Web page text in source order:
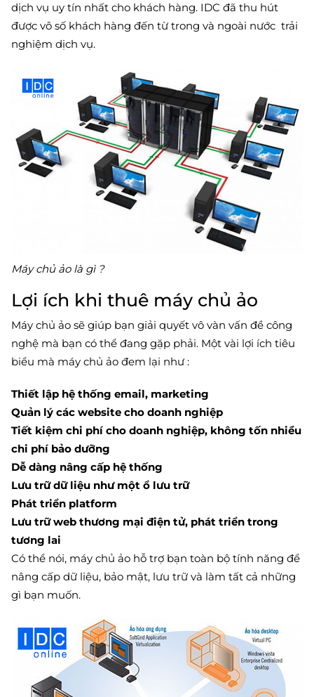
dịch vụ uy tín nhất cho khách hàng. IDC đã thu hút
được vô số khách hàng đến từ trong và ngoài nước trải
nghiệm dịch vụ.
Máy chủ ảo là gì ?
Lợi ích khi thuê máy chủ ảo
Máy chủ ảo sẽ giúp bạn giải quyết vô vàn vấn đề công
nghệ mà bạn có thể đang gặp phải. Một vài lợi ích tiêu
biểu mà máy chủ ảo đem lại như :
Thiết lập hệ thống email, marketing
Quản lý các website cho doanh nghiệp
Tiết kiệm chi phí cho doanh nghiệp, không tốn nhiều
chi phí bảo dưỡng
Dễ dàng nâng cấp hệ thống
Lưu trữ dữ liệu như một ổ lưu trữ
Phát triển platform
Lưu trữ web thương mại điện tử, phát triển trong
tương lai
Có thể nói, máy chủ ảo hỗ trợ bạn toàn bộ tính năng để
nâng cấp dữ liệu, bảo mật, lưu trữ và làm tất cả những
gì bạn muốn.